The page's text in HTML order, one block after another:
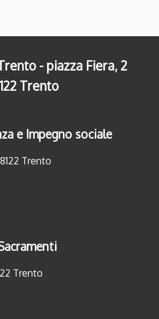
- piazza Fiera, 2
Trento
e Impegno sociale
Trento
Trento